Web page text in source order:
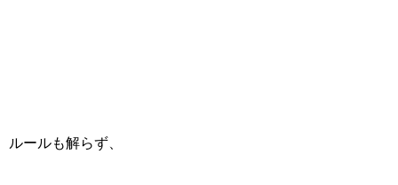
ルールも解らず、